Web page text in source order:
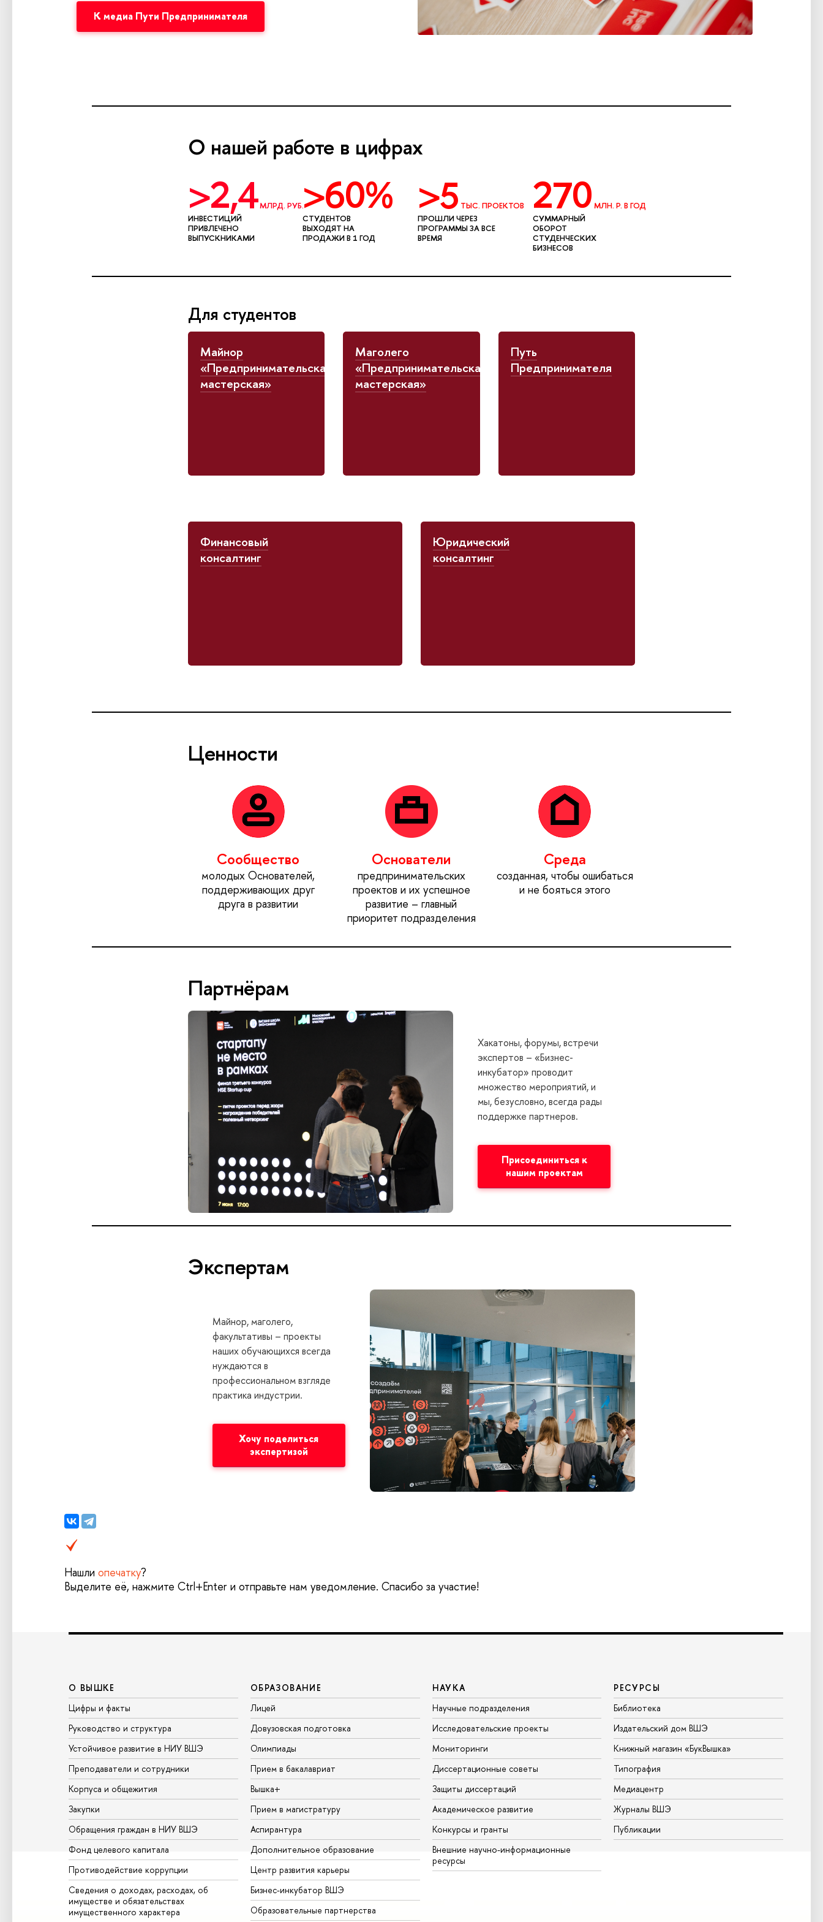
К медиа Пути Предпринимателя
О нашей работе в цифрах
>2,4МЛРД. РУБ.
ИНВЕСТИЦИЙ
ПРИВЛЕЧЕНО
ВЫПУСКНИКАМИ
>60%
СТУДЕНТОВ
ВЫХОДЯТ НА
ПРОДАЖИ В 1 ГОД
>5 ТЫС. ПРОЕКТОВ
ПРОШЛИ ЧЕРЕЗ
ПРОГРАММЫ ЗА ВСЕ
ВРЕМЯ
270 МЛН. Р. В ГОД
СУММАРНЫЙ
ОБОРОТ
СТУДЕНЧЕСКИХ
БИЗНЕСОВ
Для студентов
Майнор
«Предпринимательская
мастерская»
Маголего
«Предпринимательская
мастерская»
Путь
Предпринимателя
Финансовый
консалтинг
Юридический
консалтинг
Ценности
Сообщество
молодых Основателей,
поддерживающих друг
друга в развитии
Основатели
предпринимательских
проектов и их успешное
развитие – главный
приоритет подразделения
Среда
созданная, чтобы ошибаться
и не бояться этого
Партнёрам
Хакатоны, форумы, встречи
экспертов – «Бизнес-
инкубатор» проводит
множество мероприятий, и
мы, безусловно, всегда рады
поддержке партнеров.
Присоединиться к
нашим проектам
Экспертам
Майнор, маголего,
факультативы – проекты
наших обучающихся всегда
нуждаются в
профессиональном взгляде
практика индустрии.
Хочу поделиться
экспертизой
Нашли опечатку?
Выделите её, нажмите Ctrl+Enter и отправьте нам уведомление. Спасибо за участие!
О ВЫШКЕ
Цифры и факты
Руководство и структура
Устойчивое развитие в НИУ ВШЭ
Преподаватели и сотрудники
Корпуса и общежития
Закупки
Обращения граждан в НИУ ВШЭ
Фонд целевого капитала
Противодействие коррупции
Сведения о доходах, расходах, об
имуществе и обязательствах
имущественного характера
ОБРАЗОВАНИЕ
Лицей
Довузовская подготовка
Олимпиады
Прием в бакалавриат
Вышка+
Прием в магистратуру
Аспирантура
Дополнительное образование
Центр развития карьеры
Бизнес-инкубатор ВШЭ
Образовательные партнерства
НАУКА
Научные подразделения
Исследовательские проекты
Мониторинги
Диссертационные советы
Защиты диссертаций
Академическое развитие
Конкурсы и гранты
Внешние научно-информационные
ресурсы
РЕСУРСЫ
Библиотека
Издательский дом ВШЭ
Книжный магазин «БукВышка»
Типография
Медиацентр
Журналы ВШЭ
Публикации